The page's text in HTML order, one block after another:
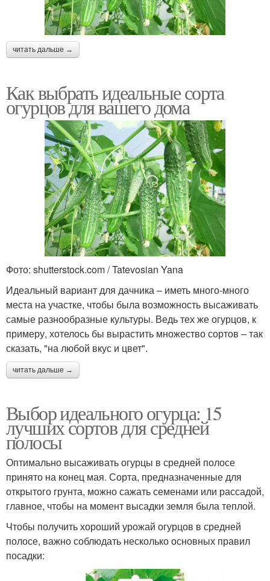
читать дальше →
Как выбрать идеальные сорта
огурцов для вашего дома
Фото: shutterstock.com / Tatevosian Yana
Идеальный вариант для дачника – иметь много-много
места на участке, чтобы была возможность высаживать
самые разнообразные культуры. Ведь тех же огурцов, к
примеру, хотелось бы вырастить множество сортов – так
сказать, "на любой вкус и цвет".
читать дальше →
Выбор идеального огурца: 15
лучших сортов для средней
полосы
Оптимально высаживать огурцы в средней полосе
принято на конец мая. Сорта, предназначенные для
открытого грунта, можно сажать семенами или рассадой,
главное, чтобы на момент высадки земля была теплой.
Чтобы получить хороший урожай огурцов в средней
полосе, важно соблюдать несколько основных правил
посадки: